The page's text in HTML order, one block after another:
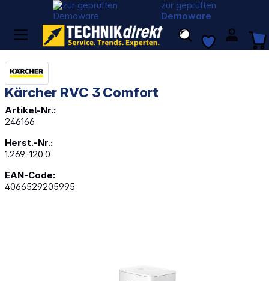
zur geprüften
Demoware
Kärcher RVC 3 Comfort
Artikel-Nr.:
246166
Herst.-Nr.:
1.269-120.0
EAN-Code:
4066529205995